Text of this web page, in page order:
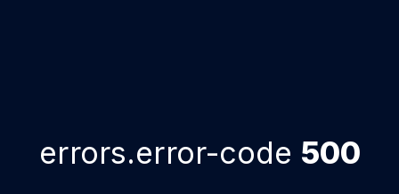
errors.error-code 500